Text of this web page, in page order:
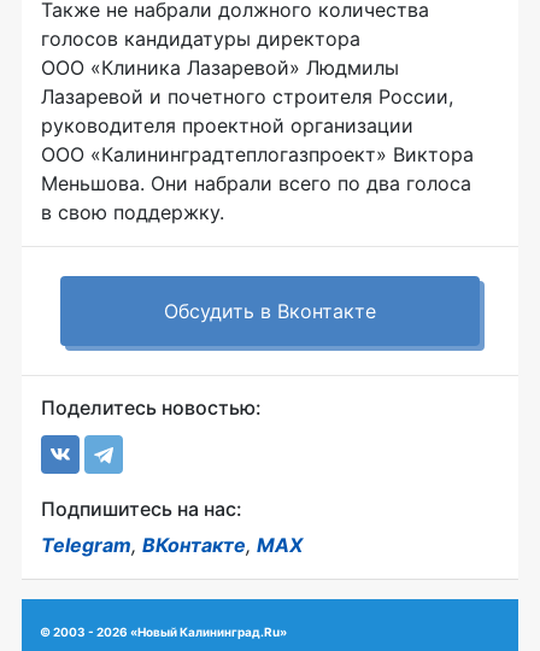
Также не набрали должного количества
голосов кандидатуры директора
ООО «Клиника Лазаревой» Людмилы
Лазаревой и почетного строителя России,
руководителя проектной организации
ООО «Калининградтеплогазпроект» Виктора
Меньшова. Они набрали всего по два голоса
в свою поддержку.
Обсудить в Вконтакте
Поделитесь новостью:
Подпишитесь на нас:
Telegram, ВКонтакте, MAX
© 2003 - 2026 «Новый Калининград.Ru»